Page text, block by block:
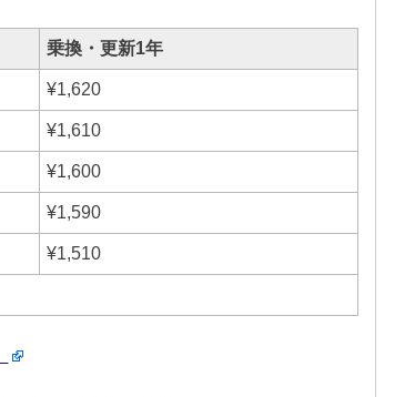
乗換・更新1年
¥1,620
¥1,610
¥1,600
¥1,590
¥1,510